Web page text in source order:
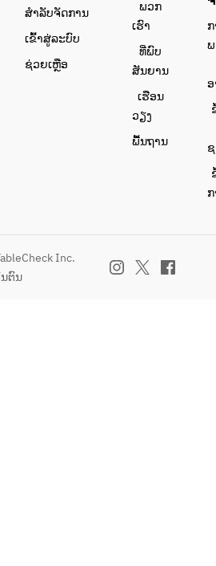
ສຳລັບຈັດການ
ເຂົ້າສູ່ລະບົບ
ຊ່ວຍເຫຼືອ
ພວກ
ເຮົາ
ທີ່ພົບ
ສັນຍານ
ເຮືອນ
ວຽງ
ພື້ນຖານ
Inc.
ຕົນ